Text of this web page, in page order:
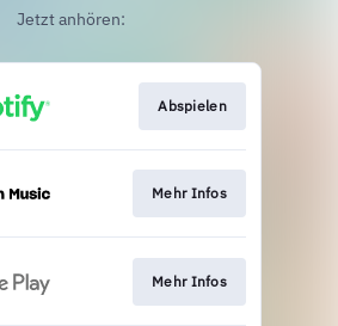
Jetzt anhören:
Abspielen
Mehr Infos
Mehr Infos